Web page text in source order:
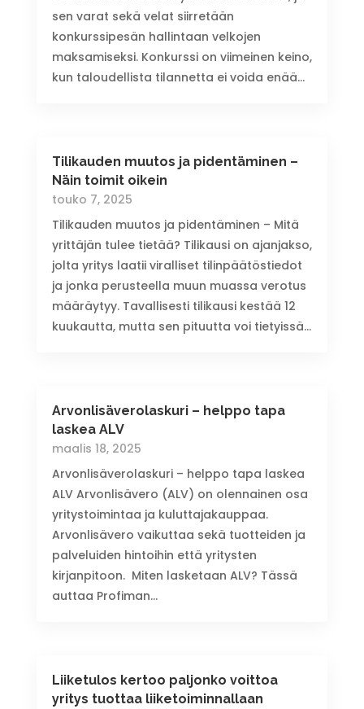
sen varat sekä velat siirretään
konkurssipesän hallintaan velkojen
maksamiseksi. Konkurssi on viimeinen keino,
kun taloudellista tilannetta ei voida enää...
Tilikauden muutos ja pidentäminen –
Näin toimit oikein
touko 7, 2025
Tilikauden muutos ja pidentäminen – Mitä
yrittäjän tulee tietää? Tilikausi on ajanjakso,
jolta yritys laatii viralliset tilinpäätöstiedot
ja jonka perusteella muun muassa verotus
määräytyy. Tavallisesti tilikausi kestää 12
kuukautta, mutta sen pituutta voi tietyissä...
Arvonlisäverolaskuri – helppo tapa
laskea ALV
maalis 18, 2025
Arvonlisäverolaskuri – helppo tapa laskea
ALV Arvonlisävero (ALV) on olennainen osa
yritystoimintaa ja kuluttajakauppaa.
Arvonlisävero vaikuttaa sekä tuotteiden ja
palveluiden hintoihin että yritysten
kirjanpitoon. Miten lasketaan ALV? Tässä
auttaa Profiman...
Liiketulos kertoo paljonko voittoa
yritys tuottaa liiketoiminnallaan